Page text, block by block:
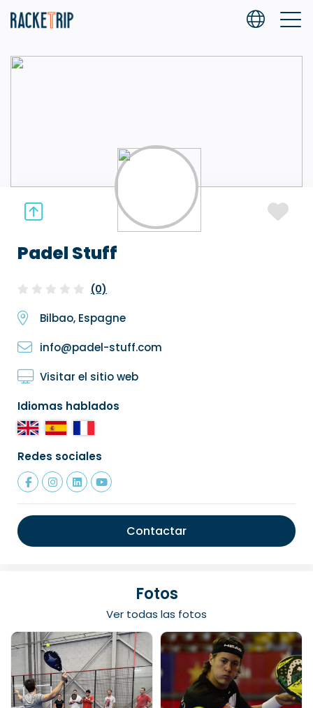
Padel Stuff
(0)
Bilbao, Espagne
info@padel-stuff.com
Visitar el sitio web
Idiomas hablados
Redes sociales
Contactar
Fotos
Ver todas las fotos